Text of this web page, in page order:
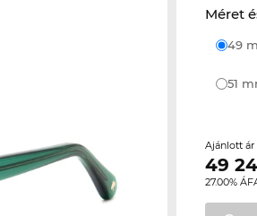
Méret
49
51
Ajánlott ár
49
27.00%